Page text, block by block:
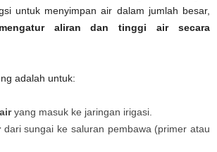
untuk menyimpan air dalam jumlah besar,
mengatur aliran dan tinggi air secara
adalah untuk:
yang masuk ke jaringan irigasi.
dari sungai ke saluran pembawa (primer atau